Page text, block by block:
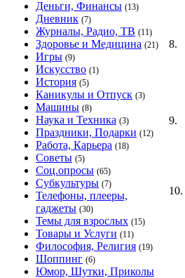
Деньги, Финансы (13)
Дневник (7)
Журналы, Радио, ТВ (11)
Здоровье и Медицина (21)
Игры (9)
Искусство (1)
История (5)
Каникулы и Отпуск (3)
Машины (8)
Наука и Техника (3)
Праздники, Подарки (12)
Работа, Карьера (18)
Советы (5)
Соц.опросы (65)
Субкультуры (7)
Телефоны, плееры,
гаджеты (30)
Темы для взрослых (15)
Товары и Услуги (11)
Философия, Религия (19)
Шоппинг (6)
Юмор, Шутки, Приколы
8.
9.
10.